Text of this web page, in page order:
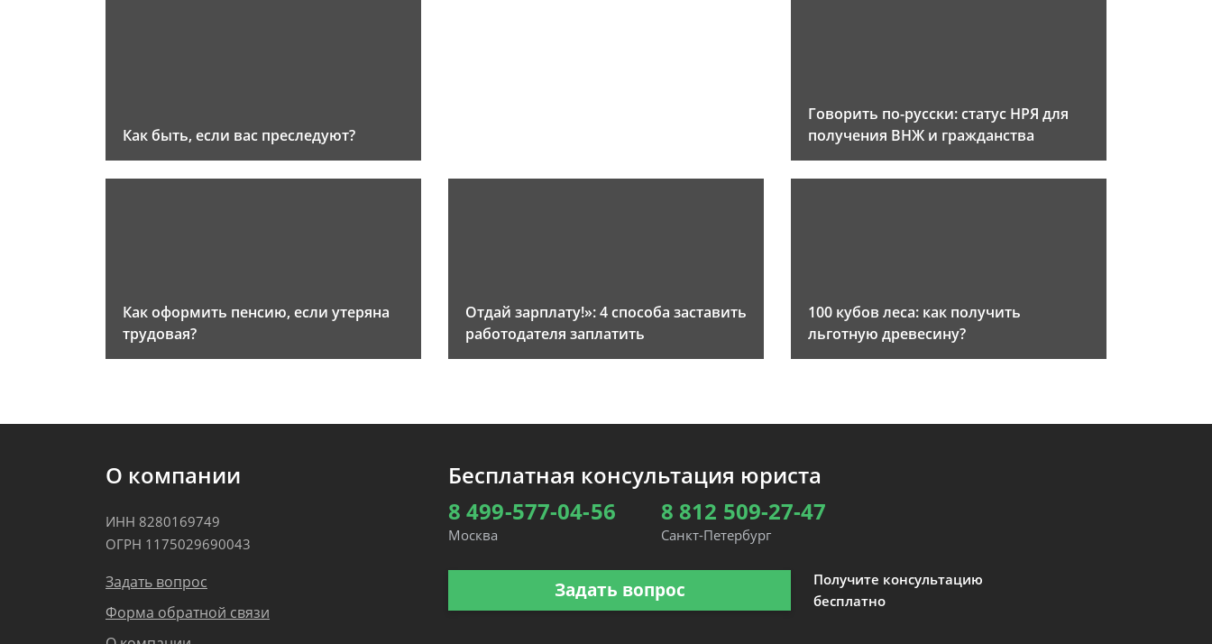
Как быть, если вас преследуют?
Говорить по-русски: статус НРЯ для
получения ВНЖ и гражданства
Как оформить пенсию, если утеряна
трудовая?
Отдай зарплату!»: 4 способа заставить
работодателя заплатить
100 кубов леса: как получить
льготную древесину?
О компании
ИНН 8280169749
ОГРН 1175029690043
Задать вопрос
Форма обратной связи
Бесплатная консультация юриста
8 499-577-04-56
Москва
8 812 509-27-47
Санкт-Петербург
Задать вопрос
Получите консультацию
бесплатно